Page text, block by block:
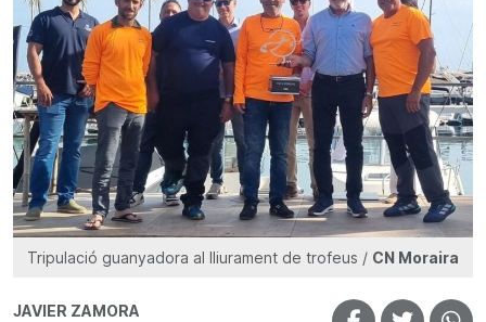
Tripulació guanyadora al lliurament de trofeus / CN Moraira
JAVIER ZAMORA